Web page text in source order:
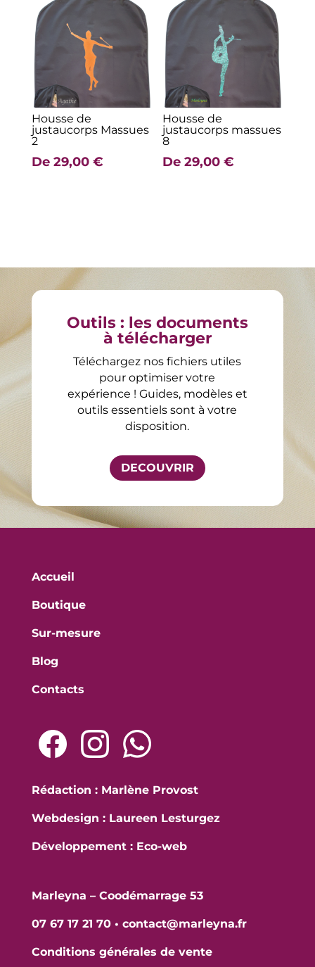
Housse de
justaucorps Massues
2
De 29,00 €
Housse de
justaucorps massues
8
De29,00€
Outils : les documents
à télécharger
Téléchargez nos fichiers utiles
pour optimiser votre
expérience ! Guides, modèles et
outils essentiels sont à votre
disposition.
DECOUVRIR
Accueil
Boutique
Sur-mesure
Blog
Contacts
Rédaction : Marlène Provost
Webdesign : Laureen Lesturgez
Développement : Eco-web
Marleyna – Coodémarrage 53
07 67 17 21 70• contact@marleyna.fr
Conditions générales de vente